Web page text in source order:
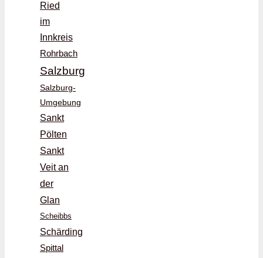
Ried
im
Innkreis
Rohrbach
Salzburg
Salzburg-
Umgebung
Sankt
Pölten
Sankt
Veit an
der
Glan
Scheibbs
Schärding
Spittal